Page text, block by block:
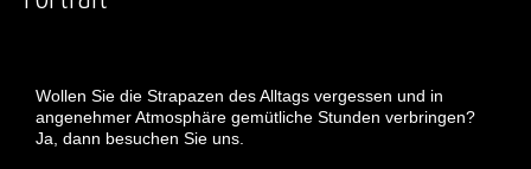
Wollen Sie die Strapazen des Alltags vergessen und in
angenehmer Atmosphäre gemütliche Stunden verbringen?
Ja, dann besuchen Sie uns.